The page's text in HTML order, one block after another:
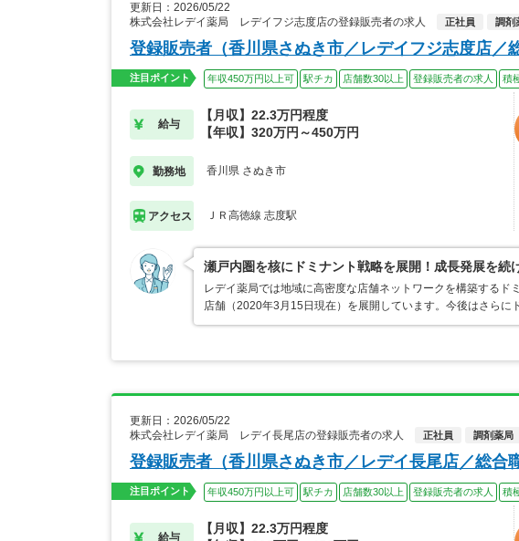
更新日：2026/05/22
株式会社レデイ薬局 レデイフジ志度店の登録販売者の求人
正社員 調剤
登録販売者（香川県さぬき市／レデイフジ志度店／
注目ポイント 年収450万円以上可 駅チカ 店舗数30以上 登録販売者の求人 積
給与
【月収】22.3万円程度
【年収】320万円～450万円
勤務地 香川県 さぬき市
アクセス ＪＲ高徳線 志度駅
瀬戸内圏を核にドミナント戦略を展開！成長発展を続
レデイ薬局では地域に高密度な店舗ネットワークを構築する
店舗（2020年3月15日現在）を展開しています。今後はさら
更新日：2026/05/22
株式会社レデイ薬局 レデイ長尾店の登録販売者の求人
正社員 調剤薬局
登録販売者（香川県さぬき市／レデイ長尾店／総合職
注目ポイント 年収450万円以上可 駅チカ 店舗数30以上 登録販売者の求人 積
給与
【月収】22.3万円程度